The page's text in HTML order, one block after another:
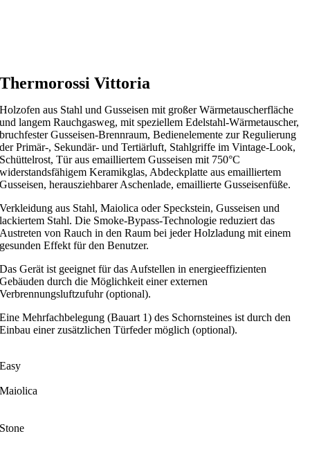
Thermorossi Vittoria
Holzofen aus Stahl und Gusseisen mit großer Wärmetauscherfläche
und langem Rauchgasweg, mit speziellem Edelstahl-Wärmetauscher,
bruchfester Gusseisen-Brennraum, Bedienelemente zur Regulierung
der Primär-, Sekundär- und Tertiärluft, Stahlgriffe im Vintage-Look,
Schüttelrost, Tür aus emailliertem Gusseisen mit 750°C
widerstandsfähigem Keramikglas, Abdeckplatte aus emailliertem
Gusseisen, herausziehbarer Aschenlade, emaillierte Gusseisenfüße.
Verkleidung aus Stahl, Maiolica oder Speckstein, Gusseisen und
lackiertem Stahl. Die Smoke-Bypass-Technologie reduziert das
Austreten von Rauch in den Raum bei jeder Holzladung mit einem
gesunden Effekt für den Benutzer.
Das Gerät ist geeignet für das Aufstellen in energieeffizienten
Gebäuden durch die Möglichkeit einer externen
Verbrennungsluftzufuhr (optional).
Eine Mehrfachbelegung (Bauart 1) des Schornsteines ist durch den
Einbau einer zusätzlichen Türfeder möglich (optional).
Easy
Maiolica
Stone